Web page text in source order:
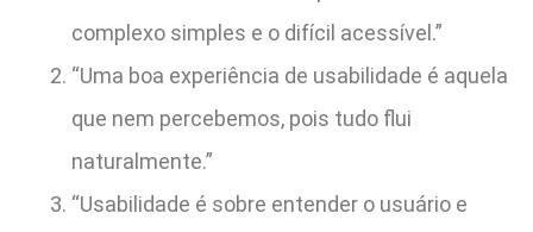
complexo simples e o difícil acessível.”
“Uma boa experiência de usabilidade é aquela
que nem percebemos, pois tudo flui
naturalmente.”
“Usabilidade é sobre entender o usuário e